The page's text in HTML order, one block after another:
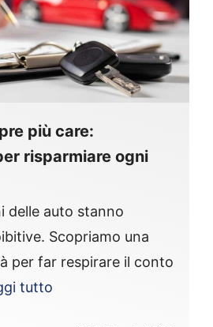
più care:
risparmiare ogni
delle auto stanno
Scopriamo una
per far respirare il conto
tutto